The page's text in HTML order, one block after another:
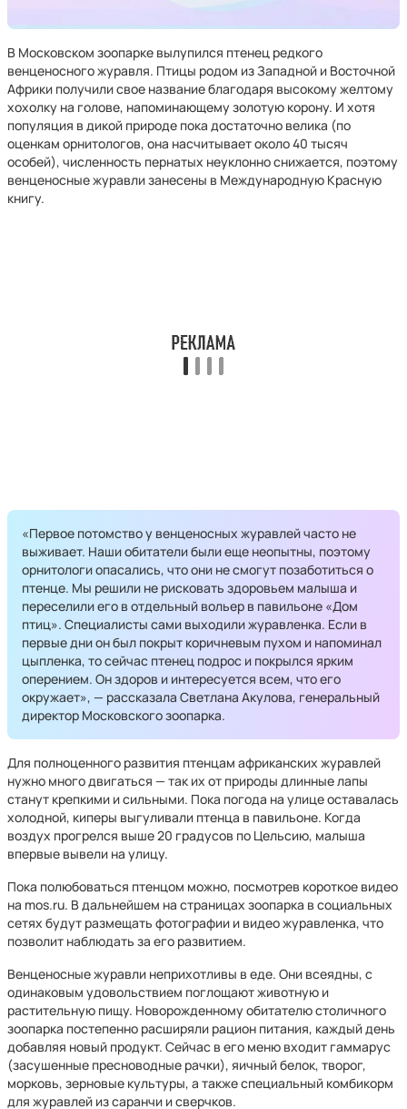
В Московском зоопарке вылупился птенец редкого
венценосного журавля. Птицы родом из Западной и Восточной
Африки получили свое название благодаря высокому желтому
хохолку на голове, напоминающему золотую корону. И хотя
популяция в дикой природе пока достаточно велика (по
оценкам орнитологов, она насчитывает около 40 тысяч
особей), численность пернатых неуклонно снижается, поэтому
венценосные журавли занесены в Международную Красную
книгу.
«Первое потомство у венценосных журавлей часто не
выживает. Наши обитатели были еще неопытны, поэтому
орнитологи опасались, что они не смогут позаботиться о
птенце. Мы решили не рисковать здоровьем малыша и
переселили его в отдельный вольер в павильоне «Дом
птиц». Специалисты сами выходили журавленка. Если в
первые дни он был покрыт коричневым пухом и напоминал
цыпленка, то сейчас птенец подрос и покрылся ярким
оперением. Он здоров и интересуется всем, что его
окружает», — рассказала Светлана Акулова, генеральный
директор Московского зоопарка.
Для полноценного развития птенцам африканских журавлей
нужно много двигаться — так их от природы длинные лапы
станут крепкими и сильными. Пока погода на улице оставалась
холодной, киперы выгуливали птенца в павильоне. Когда
воздух прогрелся выше 20 градусов по Цельсию, малыша
впервые вывели на улицу.
Пока полюбоваться птенцом можно, посмотрев короткое видео
на mos.ru. В дальнейшем на страницах зоопарка в социальных
сетях будут размещать фотографии и видео журавленка, что
позволит наблюдать за его развитием.
Венценосные журавли неприхотливы в еде. Они всеядны, с
одинаковым удовольствием поглощают животную и
растительную пищу. Новорожденному обитателю столичного
зоопарка постепенно расширяли рацион питания, каждый день
добавляя новый продукт. Сейчас в его меню входит гаммарус
(засушенные пресноводные рачки), яичный белок, творог,
морковь, зерновые культуры, а также специальный комбикорм
для журавлей из саранчи и сверчков.